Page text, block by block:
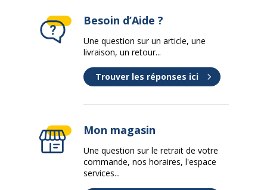
Besoin d’Aide ?
Une question sur un article, une
livraison, un retour...
Trouver les réponses ici
Mon magasin
Une question sur le retrait de votre
commande, nos horaires, l'espace
services...